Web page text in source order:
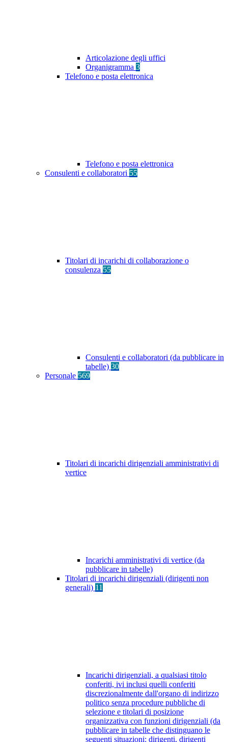
Articolazione degli uffici
Organigramma 3
Telefono e posta elettronica
Telefono e posta elettronica
Consulenti e collaboratori 55
Titolari di incarichi di collaborazione o
consulenza 55
Consulenti e collaboratori (da pubblicare in
tabelle) 30
Personale 569
Titolari di incarichi dirigenziali amministrativi di
vertice
Incarichi amministrativi di vertice (da
pubblicare in tabelle)
Titolari di incarichi dirigenziali (dirigenti non
generali) 11
Incarichi dirigenziali, a qualsiasi titolo
conferiti, ivi inclusi quelli conferiti
discrezionalmente dall'organo di indirizzo
politico senza procedure pubbliche di
selezione e titolari di posizione
organizzativa con funzioni dirigenziali (da
pubblicare in tabelle che distinguano le
seguenti situazioni: dirigenti, dirigenti